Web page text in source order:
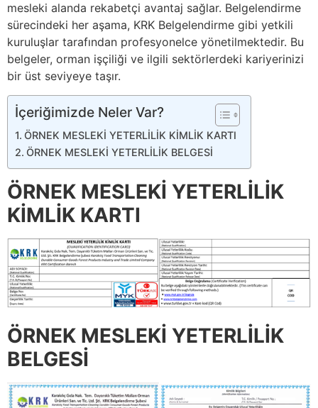
mesleki alanda rekabetçi avantaj sağlar. Belgelendirme
sürecindeki her aşama, KRK Belgelendirme gibi yetkili
kuruluşlar tarafından profesyonelce yönetilmektedir. Bu
belgeler, orman işçiliği ve ilgili sektörlerdeki kariyerinizi
bir üst seviyeye taşır.
İçeriğimizde Neler Var?
ÖRNEK MESLEKİ YETERLİLİK KİMLİK KARTI
ÖRNEK MESLEKİ YETERLİLİK BELGESİ
ÖRNEK MESLEKİ YETERLİLİK
KİMLİK KARTI
ÖRNEK MESLEKİ YETERLİLİK
BELGESİ